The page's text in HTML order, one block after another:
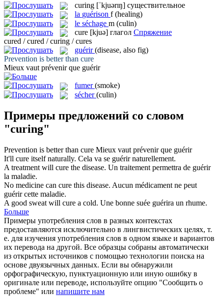
curing [ˈkjuərɪŋ] существительное
la guérison f (healing)
le séchage m (culin)
cure [kjuə] глагол Спряжение
cured / cured / curing / cures
guérir (disease, also fig)
Prevention is better than cure
Mieux vaut prévenir que guérir
fumer (smoke)
sécher (culin)
Примеры предложений со словом
"curing"
Prevention is better than cure Mieux vaut prévenir que guérir
It'll cure itself naturally. Cela va se guérirnaturellement.
A treatment will cure the disease. Un traitement permettra de guérir
la maladie.
No medicine can cure this disease. Aucun médicament ne peut
guérircette maladie.
A good sweat will cure a cold. Une bonne suée guérira un rhume.
Больше
Примеры употребления слов в разных контекстах
предоставляются исключительно в лингвистических целях, т.
е. для изучения употребления слов в одном языке и вариантов
их перевода на другой. Все образцы собраны автоматически
из открытых источников с помощью технологии поиска на
основе двуязычных данных. Если вы обнаружили
орфографическую, пунктуационную или иную ошибку в
оригинале или переводе, используйте опцию "Сообщить о
проблеме" или напишите нам